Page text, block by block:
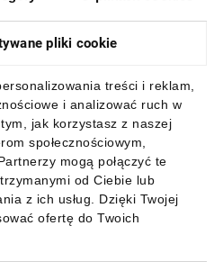
pliki cookie
treści i reklam,
i analizować ruch w
jak korzystasz z naszej
społecznościowym,
mogą połączyć te
od Ciebie lub
z ich usług. Dzięki Twojej
ofertę do Twoich
aplikację mobilną: